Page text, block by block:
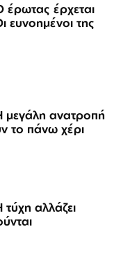
έρχεται
ευνοημένοι της
ανατροπή
το πάνω χέρι
αλλάζει